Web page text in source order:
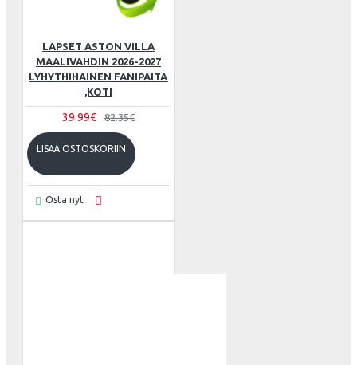
LAPSET ASTON VILLA
MAALIVAHDIN 2026-2027
LYHYTHIHAINEN FANIPAITA
,KOTI
39.99€ 82.35€
LISÄÄ OSTOSKORIIN
Osta nyt